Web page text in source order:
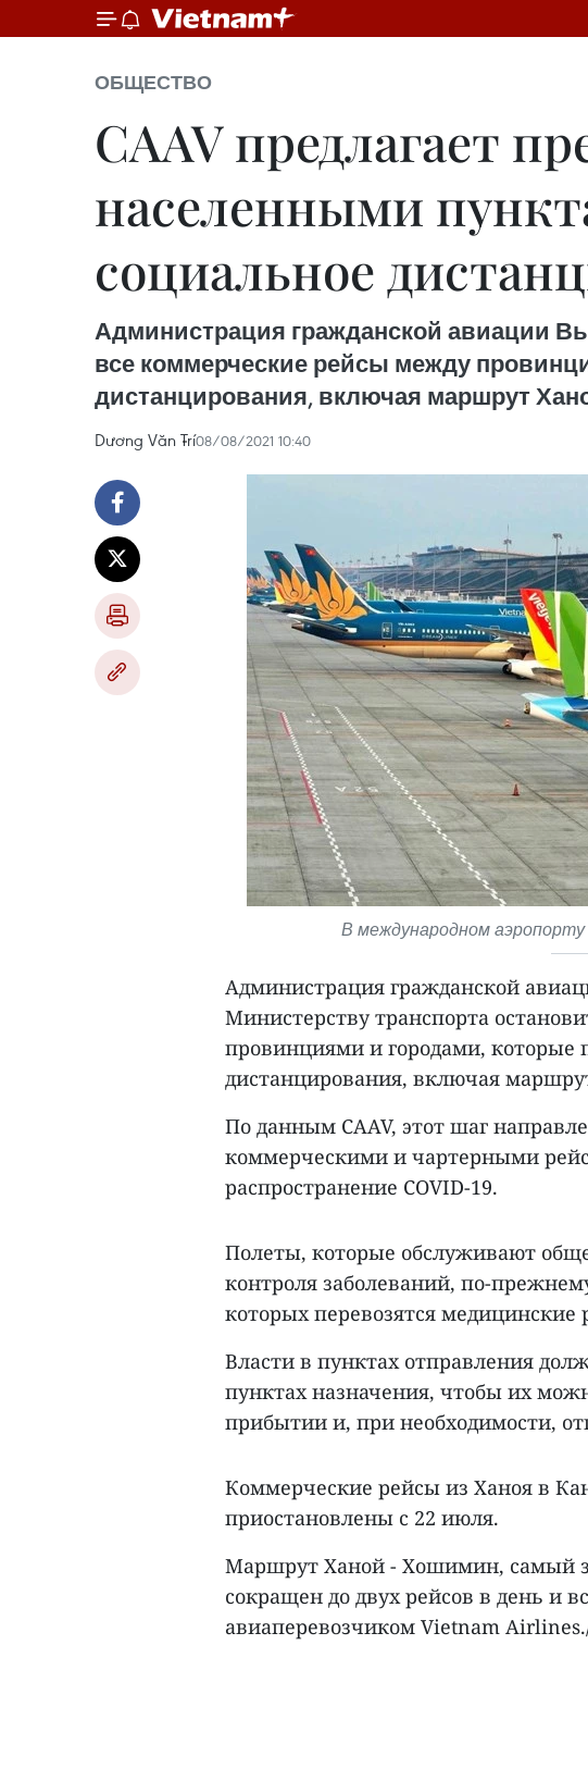
ОБЩЕСТВО
CAAV предлагает
населенными
социальное
Администрация гражданской авиации
все коммерческие рейсы между
дистанцирования, включая маршрут
Dương Văn Trí08/08/2021 10:40
В международном
Администрация гражданской
Министерству транспорта
провинциями и городами,
дистанцирования, включая
По данным CAAV, этот шаг
коммерческими и чартерными
распространение COVID-19.
Полеты, которые обслуживают
контроля заболеваний, по-
которых перевозятся
Власти в пунктах отправления
пунктах назначения, чтобы их
прибытии и, при необходимости,
Коммерческие рейсы из Ханоя в
приостановлены с 22 июля.
Маршрут Ханой - Хошимин, самый
сокращен до двух рейсов в день и
авиаперевозчиком Vietnam